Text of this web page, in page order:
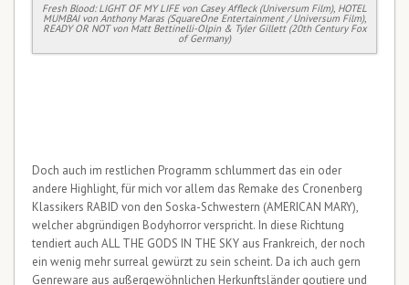
Fresh Blood: LIGHT OF MY LIFE von Casey Affleck (Universum Film), HOTEL
MUMBAI von Anthony Maras (SquareOne Entertainment / Universum Film),
READY OR NOT von Matt Bettinelli-Olpin & Tyler Gillett (20th Century Fox
of Germany)
Doch auch im restlichen Programm schlummert das ein oder
andere Highlight, für mich vor allem das Remake des Cronenberg
Klassikers RABID von den Soska-Schwestern (AMERICAN MARY),
welcher abgründigen Bodyhorror verspricht. In diese Richtung
tendiert auch ALL THE GODS IN THE SKY aus Frankreich, der noch
ein wenig mehr surreal gewürzt zu sein scheint. Da ich auch gern
Genreware aus außergewöhnlichen Herkunftsländer goutiere und